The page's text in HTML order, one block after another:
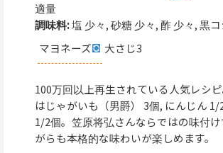
適量
調味料:塩 少々, 砂糖 少々, 酢 少々, 黒
マヨネーズ
大さじ3
100万回以上再生されている人気レシ
はじゃがいも（男爵） 3個, にんじん 1/
1/2個。笠原将弘さんならではの味付け
がらも本格的な味わいが楽しめます。